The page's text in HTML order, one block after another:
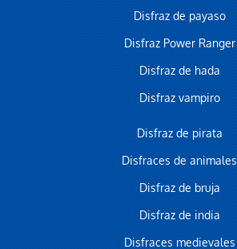
Disfraz de payaso
Disfraz Power Ranger
Disfraz de hada
Disfraz vampiro
Disfraz de pirata
Disfraces de animales
Disfraz de bruja
Disfraz de india
Disfraces medievales